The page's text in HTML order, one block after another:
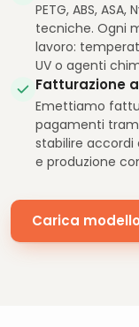
PETG, ABS,
tecniche. Ogni
lavoro:
UV o agenti
Fatturazione
Emettiamo
pagamenti
stabilire
e produzione
Carica